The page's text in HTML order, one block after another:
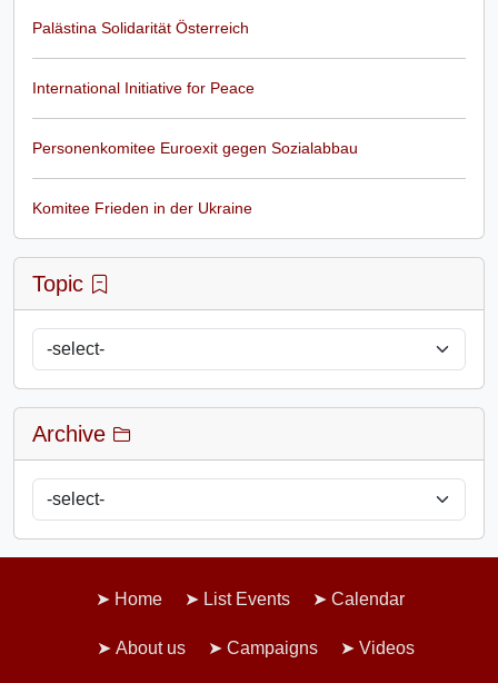
Palästina Solidarität Österreich
International Initiative for Peace
Personenkomitee Euroexit gegen Sozialabbau
Komitee Frieden in der Ukraine
Topic
Archive
Home List Events Calendar
About us Campaigns Videos